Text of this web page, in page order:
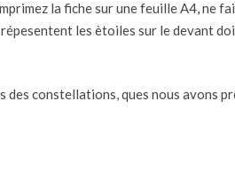
la fiche sur une feuille A4, ne
les ètoiles sur le devant
des constellations, ques nous avons